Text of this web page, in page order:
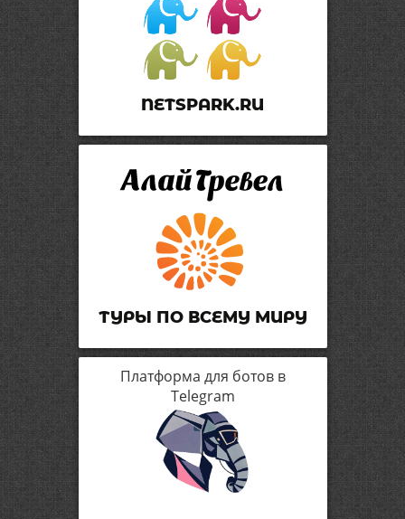
NETSPARK.RU
ТУРЫ ПО ВСЕМУ МИРУ
Платформа для ботов в
Telegram